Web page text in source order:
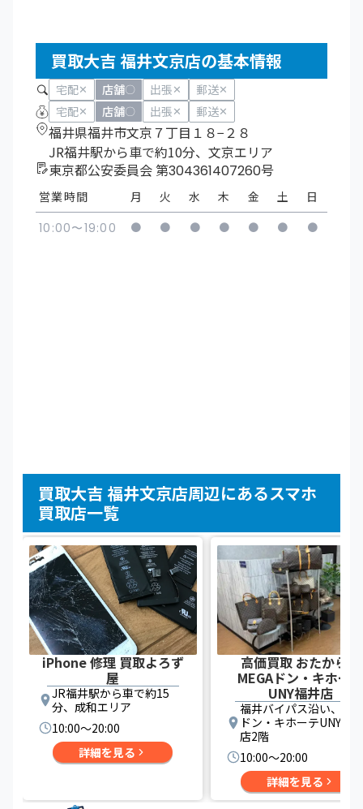
買取大吉 福井文京店の基本情報
宅配✕ 店舗〇 出張✕ 郵送✕
宅配✕ 店舗〇 出張✕ 郵送✕
福井県福井市文京７丁目１８−２８
JR福井駅から車で約10分、文京エリア
東京都公安委員会 第304361407260号
営業時間
10:00〜19:00
月
●
火
●
水
●
木
●
金
●
土
●
日
●
買取大吉 福井文京店周辺にあるスマホ
買取店一覧
iPhone 修理 買取よろず
屋
JR福井駅から車で約15
分、成和エリア
10:00〜20:00
詳細を見る
高価買取 おたからや
MEGAドン・キホーテ
UNY福井店
福井バイパス沿い、
ドン・キホーテUNY福井
店2階
10:00〜20:00
詳細を見る